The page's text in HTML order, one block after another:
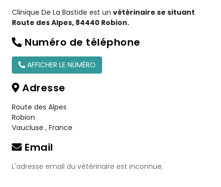
Clinique De La Bastide est un vétérinaire se situant
Route des Alpes, 84440 Robion.
Numéro de téléphone
AFFICHER LE NUMÉRO
Adresse
Route des Alpes
Robion
Vaucluse , France
Email
L'adresse email du vétérinaire est inconnue.